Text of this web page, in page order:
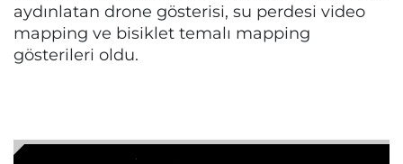
aydınlatan drone gösterisi, su perdesi video
mapping ve bisiklet temalı mapping
gösterileri oldu.